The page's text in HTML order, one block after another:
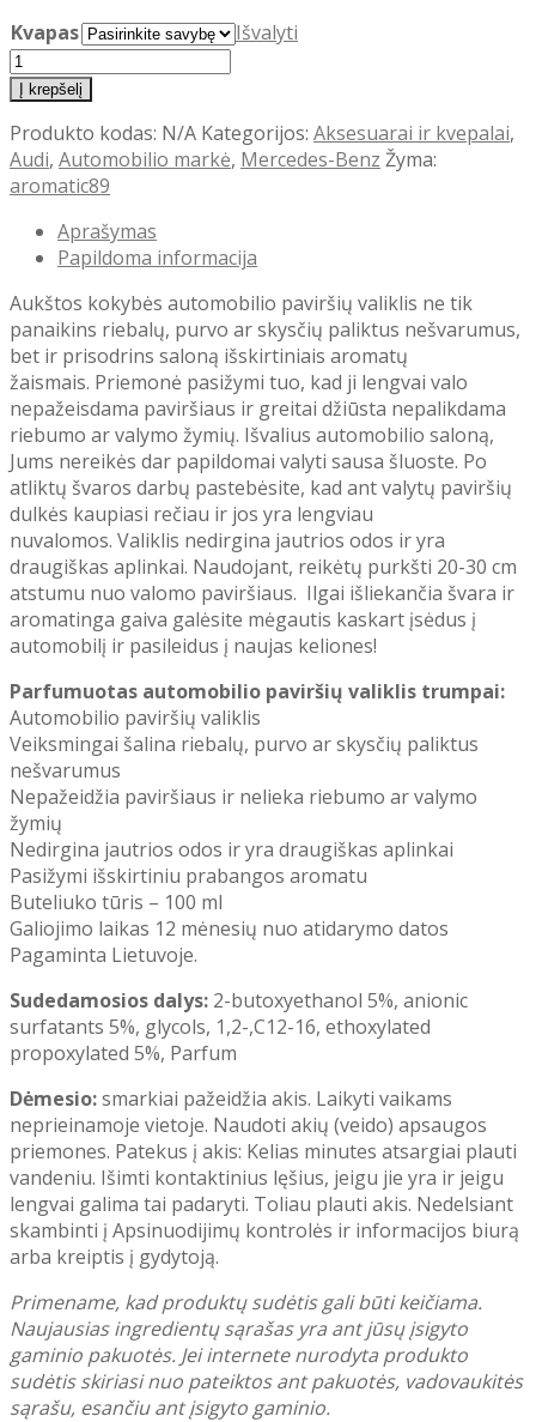
Kvapas
Išvalyti
produkto
kiekis:
automobilio
paviršių
valiklis
Į krepšelį
Produkto kodas: N/A Kategorijos: Aksesuarai ir kvepalai,
Audi, Automobilio markė, Mercedes-Benz Žyma:
aromatic89
Aprašymas
Papildoma informacija
Aukštos kokybės automobilio paviršių valiklis ne tik
panaikins riebalų, purvo ar skysčių paliktus nešvarumus,
bet ir prisodrins saloną išskirtiniais aromatų
žaismais. Priemonė pasižymi tuo, kad ji lengvai valo
nepažeisdama paviršiaus ir greitai džiūsta nepalikdama
riebumo ar valymo žymių. Išvalius automobilio saloną,
Jums nereikės dar papildomai valyti sausa šluoste. Po
atliktų švaros darbų pastebėsite, kad ant valytų paviršių
dulkės kaupiasi rečiau ir jos yra lengviau
nuvalomos. Valiklis nedirgina jautrios odos ir yra
draugiškas aplinkai. Naudojant, reikėtų purkšti 20-30 cm
atstumu nuo valomo paviršiaus. Ilgai išliekančia švara ir
aromatinga gaiva galėsite mėgautis kaskart įsėdus į
automobilį ir pasileidus į naujas keliones!
Parfumuotas automobilio paviršių valiklis trumpai:
Automobilio paviršių valiklis
Veiksmingai šalina riebalų, purvo ar skysčių paliktus
nešvarumus
Nepažeidžia paviršiaus ir nelieka riebumo ar valymo
žymių
Nedirgina jautrios odos ir yra draugiškas aplinkai
Pasižymi išskirtiniu prabangos aromatu
Buteliuko tūris – 100 ml
Galiojimo laikas 12 mėnesių nuo atidarymo datos
Pagaminta Lietuvoje.
Sudedamosios dalys: 2-butoxyethanol 5%, anionic
surfatants 5%, glycols, 1,2-,C12-16, ethoxylated
propoxylated 5%, Parfum
Dėmesio:smarkiai pažeidžia akis. Laikyti vaikams
neprieinamoje vietoje. Naudoti akių (veido) apsaugos
priemones. Patekus į akis: Kelias minutes atsargiai plauti
vandeniu. Išimti kontaktinius lęšius, jeigu jie yra ir jeigu
lengvai galima tai padaryti. Toliau plauti akis. Nedelsiant
skambinti į Apsinuodijimų kontrolės ir informacijos biurą
arba kreiptis į gydytoją.
Primename, kad produktų sudėtis gali būti keičiama.
Naujausias ingredientų sąrašas yra ant jūsų įsigyto
gaminio pakuotės. Jei internete nurodyta produkto
sudėtis skiriasi nuo pateiktos ant pakuotės, vadovaukitės
sąrašu, esančiu ant įsigyto gaminio.